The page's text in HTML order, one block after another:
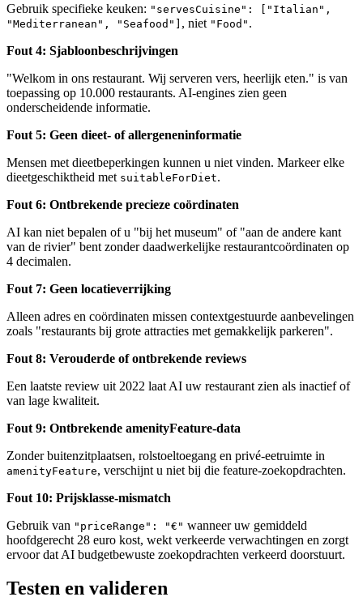
Gebruik specifieke keuken: "servesCuisine": ["Italian",
"Mediterranean", "Seafood"] , niet "Food" .
Fout 4: Sjabloonbeschrijvingen
"Welkom in ons restaurant. Wij serveren vers, heerlijk eten." is van
toepassing op 10.000 restaurants. AI-engines zien geen
onderscheidende informatie.
Fout 5: Geen dieet- of allergeneninformatie
Mensen met dieetbeperkingen kunnen u niet vinden. Markeer elke
dieetgeschiktheid met suitableForDiet.
Fout 6: Ontbrekende precieze coördinaten
AI kan niet bepalen of u "bij het museum" of "aan de andere kant
van de rivier" bent zonder daadwerkelijke restaurantcoördinaten op
4 decimalen.
Fout 7: Geen locatieverrijking
Alleen adres en coördinaten missen contextgestuurde aanbevelingen
zoals "restaurants bij grote attracties met gemakkelijk parkeren".
Fout 8: Verouderde of ontbrekende reviews
Een laatste review uit 2022 laat AI uw restaurant zien als inactief of
van lage kwaliteit.
Fout 9: Ontbrekende amenityFeature-data
Zonder buitenzitplaatsen, rolstoeltoegang en privé-eetruimte in
amenityFeature, verschijnt u niet bij die feature-zoekopdrachten.
Fout 10: Prijsklasse-mismatch
Gebruik van "priceRange": "€" wanneer uw gemiddeld
hoofdgerecht 28 euro kost, wekt verkeerde verwachtingen en zorgt
ervoor dat AI budgetbewuste zoekopdrachten verkeerd doorstuurt.
Testen en valideren